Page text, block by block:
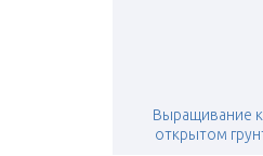
Выращивание
открытом